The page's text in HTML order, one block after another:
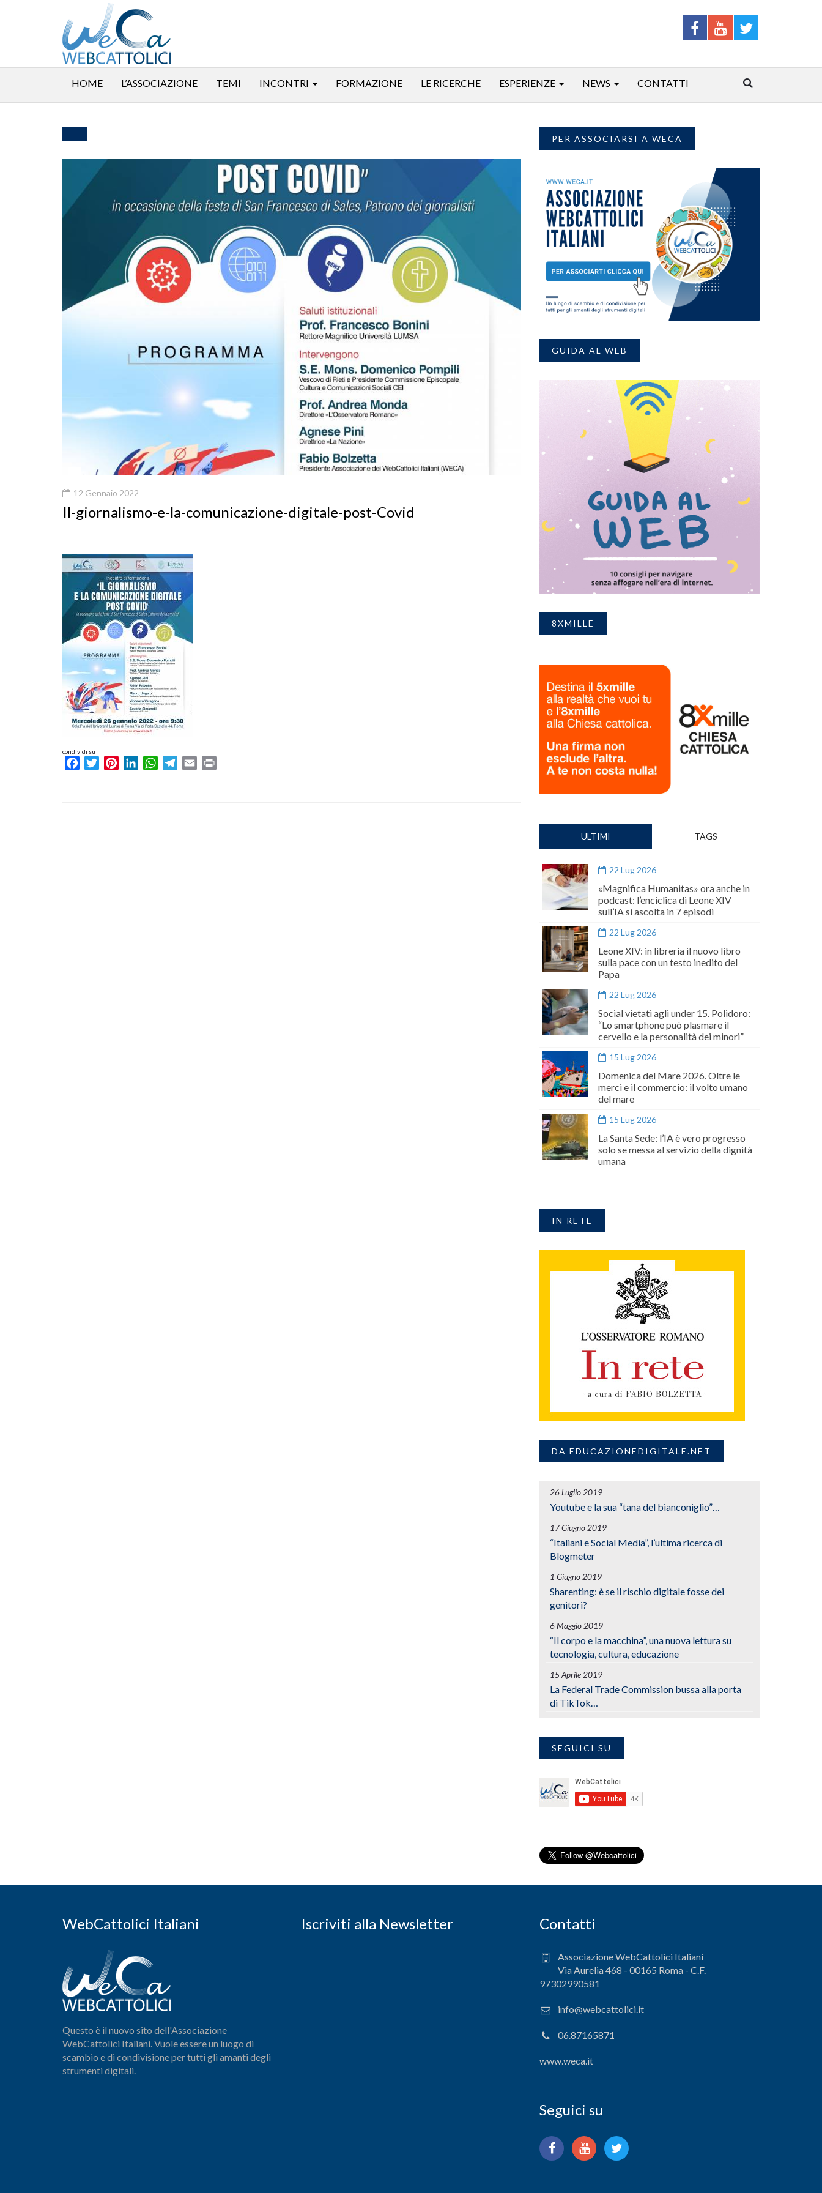
HOME L’ASSOCIAZIONE TEMI INCONTRI FORMAZIONE LE RICERCHE ESPERIENZE NEWS CONTATTI
12 Gennaio 2022
Il-giornalismo-e-la-comunicazione-digitale-post-Covid
condividi su
FacebookTwitterPinterestLinkedInWhatsAppTelegram
Email
PER ASSOCIARSI A WECA
GUIDA AL WEB
8XMILLE
ULTIMI TAGS
22 Lug 2026
«Magnifica Humanitas» ora anche in
podcast: l’enciclica di Leone XIV
sull’IA si ascolta in 7 episodi
22 Lug 2026
Leone XIV: in libreria il nuovo libro
sulla pace con un testo inedito del
Papa
22 Lug 2026
Social vietati agli under 15. Polidoro:
“Lo smartphone può plasmare il
cervello e la personalità dei minori”
15 Lug 2026
Domenica del Mare 2026. Oltre le
merci e il commercio: il volto umano
del mare
15 Lug 2026
La Santa Sede: l’IA è vero progresso
solo se messa al servizio della dignità
umana
IN RETE
DA EDUCAZIONEDIGITALE.NET
26 Luglio 2019
Youtube e la sua “tana del bianconiglio”…
17 Giugno 2019
“Italiani e Social Media”, l’ultima ricerca di
Blogmeter
1 Giugno 2019
Sharenting: è se il rischio digitale fosse dei
genitori?
6 Maggio 2019
“Il corpo e la macchina”, una nuova lettura su
tecnologia, cultura, educazione
15 Aprile 2019
La Federal Trade Commission bussa alla porta
di TikTok…
SEGUICI SU
WebCattolici Italiani
Questo è il nuovo sito dell'Associazione
WebCattolici Italiani. Vuole essere un luogo di
scambio e di condivisione per tutti gli amanti degli
strumenti digitali.
Iscriviti alla Newsletter Contatti
Associazione WebCattolici Italiani
Via Aurelia 468 - 00165 Roma - C.F.
97302990581
info@webcattolici.it
06.87165871
www.weca.it
Seguici su